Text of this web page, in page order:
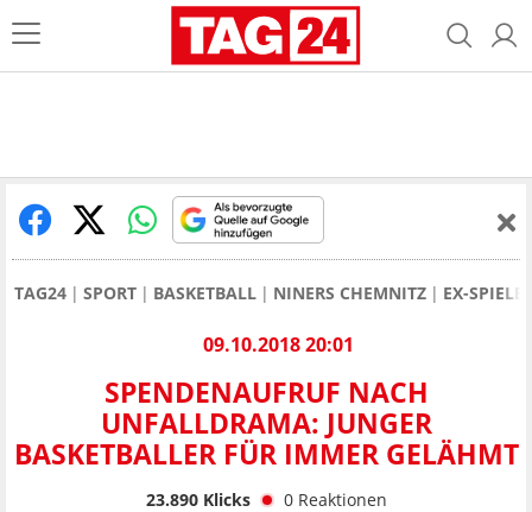
TAG24 SPORT BASKETBALL NINERS CHEMNITZ EX-
09.10.2018 20:01
SPENDENAUFRUF NACH
UNFALLDRAMA: JUNGER
BASKETBALLER FÜR IMMER GELÄHMT
23.890Klicks 0 Reaktionen